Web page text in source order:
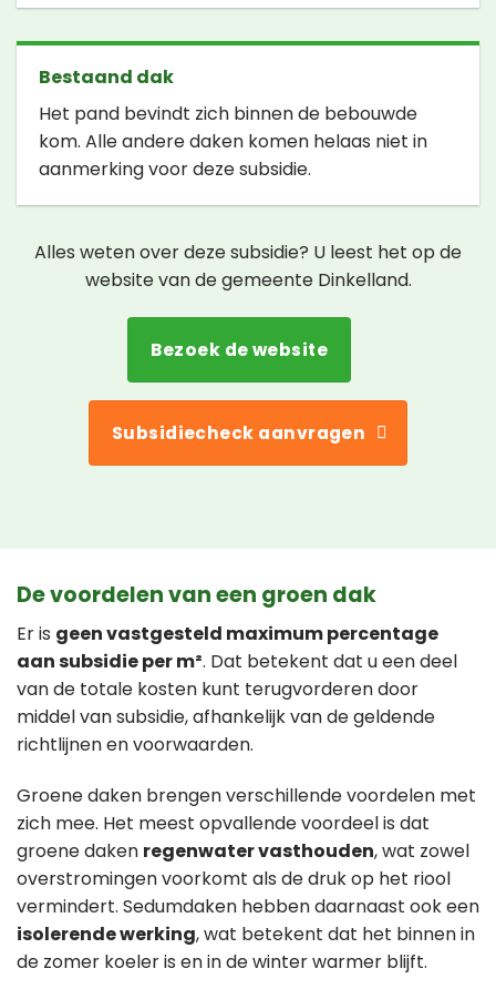
Bestaand dak
Het pand bevindt zich binnen de bebouwde
kom. Alle andere daken komen helaas niet in
aanmerking voor deze subsidie.
Alles weten over deze subsidie? U leest het op de
website van de gemeente Dinkelland.
Bezoek de website
Subsidiecheck aanvragen
De voordelen van een groen dak
Er is geen vastgesteld maximum percentage
aan subsidie per m². Dat betekent dat u een deel
van de totale kosten kunt terugvorderen door
middel van subsidie, afhankelijk van de geldende
richtlijnen en voorwaarden.
Groene daken brengen verschillende voordelen met
zich mee. Het meest opvallende voordeel is dat
groene daken regenwater vasthouden, wat zowel
overstromingen voorkomt als de druk op het riool
vermindert. Sedumdaken hebben daarnaast ook een
isolerende werking, wat betekent dat het binnen in
de zomer koeler is en in de winter warmer blijft.